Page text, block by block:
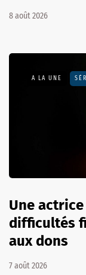
8 août 2026
A LA UNE
Une
difficultés
aux dons
7 août 2026